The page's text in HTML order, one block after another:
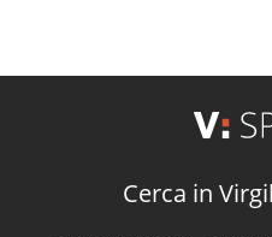
Cerca in